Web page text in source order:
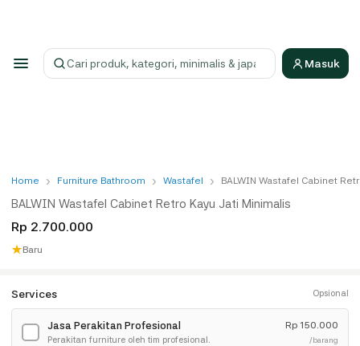
Cari produk Masuk
Home › Furniture Bathroom › Wastafel › BALWIN Wastafel Cabinet
BALWIN Wastafel Cabinet Retro Kayu Jati Minimalis
Rp 2.700.000
★Baru
Services Opsional
Jasa Perakitan Profesional
Perakitan furniture oleh tim profesional.
Rp 150.000
/barang